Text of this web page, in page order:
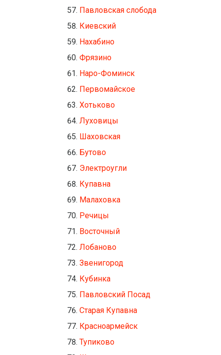
Павловская слобода
Киевский
Нахабино
Фрязино
Наро-Фоминск
Первомайское
Хотьково
Луховицы
Шаховская
Бутово
Электроугли
Купавна
Малаховка
Речицы
Восточный
Лобаново
Звенигород
Кубинка
Павловский Посад
Старая Купавна
Красноармейск
Тупиково